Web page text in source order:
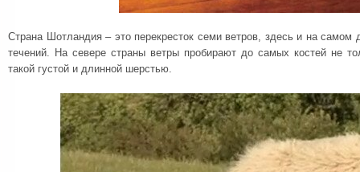
Страна Шотландия – это перекресток семи ветров, здесь и на
течений. На севере страны ветры пробирают до самых костей не
такой густой и длинной шерстью.